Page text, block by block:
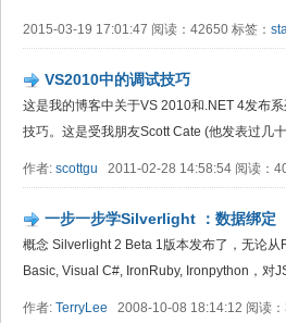
2015-03-19 17:01:47 阅读：42650 标签：
VS2010中的调试技巧
这是我的博客中关于VS 2010和.NET 4发布
技巧。这是受我朋友Scott Cate (他发表过几
作者: scottgu 2011-02-28 14:58:54 阅读：
一步一步学Silverlight ：数据绑定
概念 Silverlight 2 Beta 1版本发布了，无论
Basic, Visual C#, IronRuby, Ironpython，对
作者: TerryLee 2008-10-08 18:14:12 阅读：